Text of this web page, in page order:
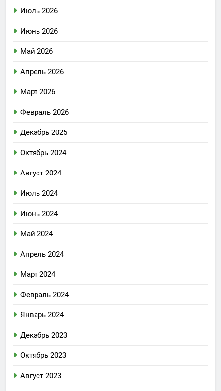
Июль 2026
Июнь 2026
Май 2026
Апрель 2026
Март 2026
Февраль 2026
Декабрь 2025
Октябрь 2024
Август 2024
Июль 2024
Июнь 2024
Май 2024
Апрель 2024
Март 2024
Февраль 2024
Январь 2024
Декабрь 2023
Октябрь 2023
Август 2023